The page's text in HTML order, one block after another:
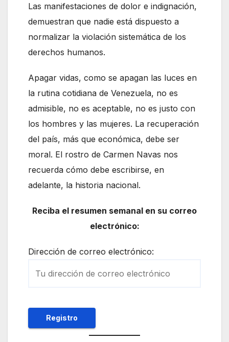
Las manifestaciones de dolor e indignación,
demuestran que nadie está dispuesto a
normalizar la violación sistemática de los
derechos humanos.
Apagar vidas, como se apagan las luces en
la rutina cotidiana de Venezuela, no es
admisible, no es aceptable, no es justo con
los hombres y las mujeres. La recuperación
del país, más que económica, debe ser
moral. El rostro de Carmen Navas nos
recuerda cómo debe escribirse, en
adelante, la historia nacional.
Reciba el resumen semanal en su correo
electrónico:
Dirección de correo electrónico: